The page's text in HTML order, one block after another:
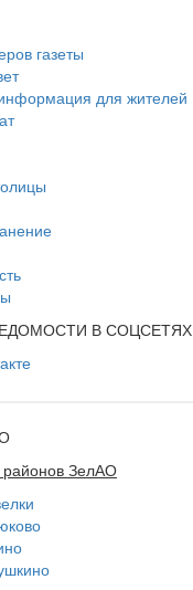
газеты
для жителей
В СОЦСЕТЯХ
районов ЗелАО